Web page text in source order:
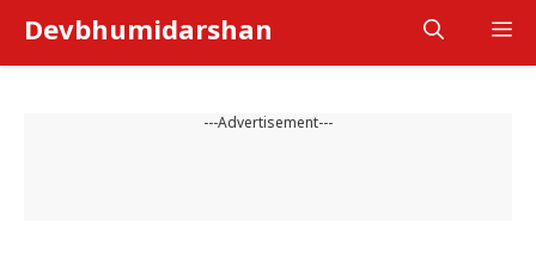
content
Devbhumidarshan
---Advertisement---